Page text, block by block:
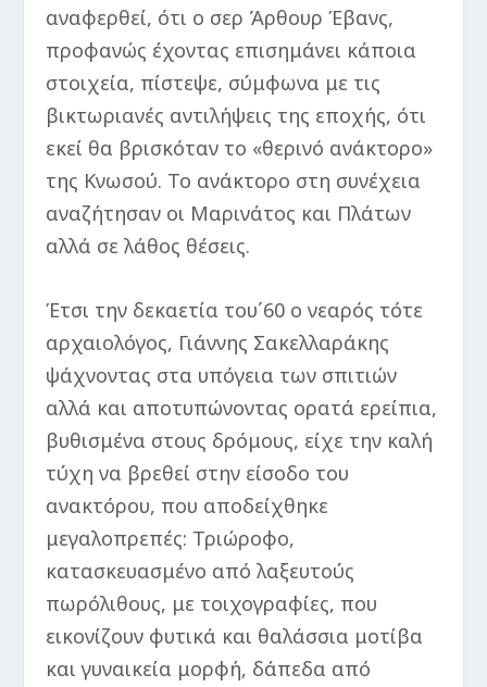
αναφερθεί, ότι ο σερ Άρθουρ Έβανς,
προφανώς έχοντας επισημάνει κάποια
στοιχεία, πίστεψε, σύμφωνα με τις
βικτωριανές αντιλήψεις της εποχής, ότι
εκεί θα βρισκόταν το «θερινό ανάκτορο»
της Κνωσού. Το ανάκτορο στη συνέχεια
αναζήτησαν οι Μαρινάτος και Πλάτων
αλλά σε λάθος θέσεις.
Έτσι την δεκαετία του΄60 ο νεαρός τότε
αρχαιολόγος, Γιάννης Σακελλαράκης
ψάχνοντας στα υπόγεια των σπιτιών
αλλά και αποτυπώνοντας ορατά ερείπια,
βυθισμένα στους δρόμους, είχε την καλή
τύχη να βρεθεί στην είσοδο του
ανακτόρου, που αποδείχθηκε
μεγαλοπρεπές: Τριώροφο,
κατασκευασμένο από λαξευτούς
πωρόλιθους, με τοιχογραφίες, που
εικονίζουν φυτικά και θαλάσσια μοτίβα
και γυναικεία μορφή, δάπεδα από